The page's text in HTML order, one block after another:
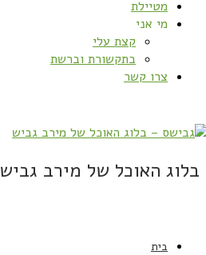
מטיילת
מי אני
קצת עלי
בתקשורת וברשת
צרו קשר
בלוג האוכל של מירב גביש
בית